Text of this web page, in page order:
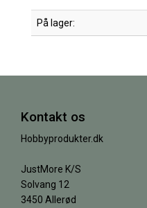
På lager:
Kontakt os
Hobbyprodukter.dk
JustMore K/S
Solvang 12
3450 Allerød